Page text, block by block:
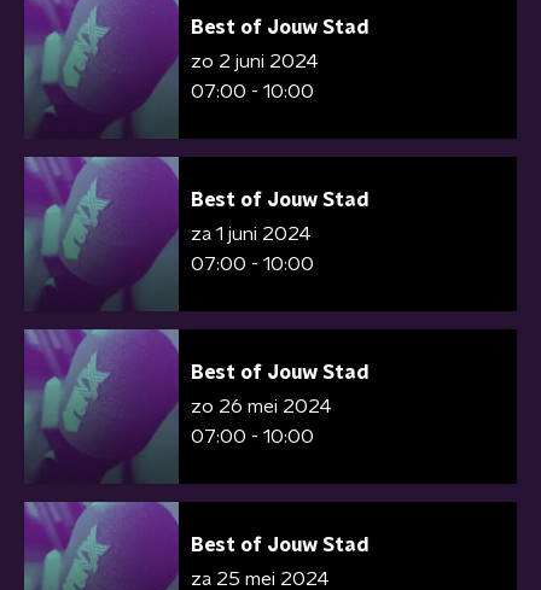
Best of Jouw Stad
zo 2 juni 2024
07:00 - 10:00
Best of Jouw Stad
za 1 juni 2024
07:00 - 10:00
Best of Jouw Stad
zo 26 mei 2024
07:00 - 10:00
Best of Jouw Stad
za 25 mei 2024